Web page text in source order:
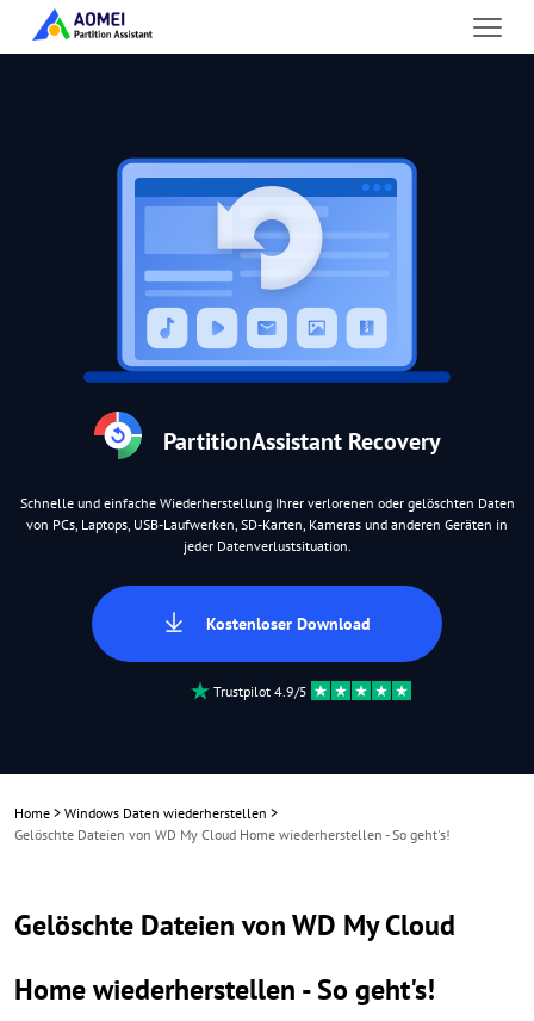
PartitionAssistant Recovery
Schnelle und einfache Wiederherstellung Ihrer verlorenen oder gelöschten Daten
von PCs, Laptops, USB-Laufwerken, SD-Karten, Kameras und anderen Geräten in
jeder Datenverlustsituation.
Kostenloser Download
Trustpilot 4.9/5
Home > Windows Daten wiederherstellen >
Gelöschte Dateien von WD My Cloud Home wiederherstellen - So geht's!
Gelöschte Dateien von WD My Cloud
Home wiederherstellen - So geht's!